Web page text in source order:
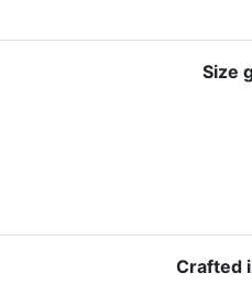
Size
Crafted